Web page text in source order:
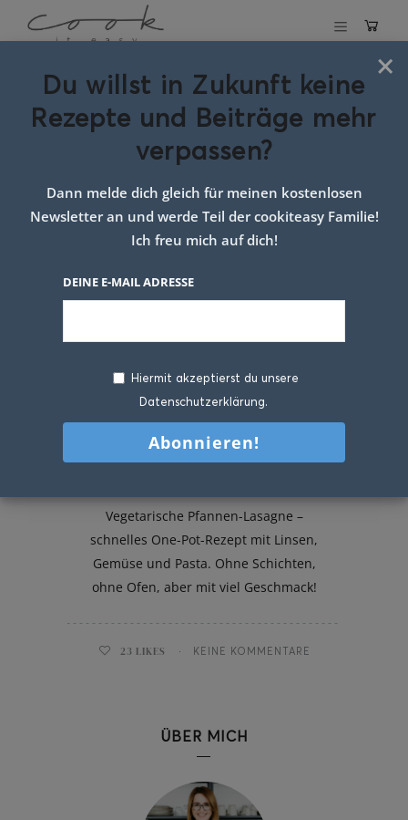
Schlagwort:
Tomaten-
Lasagne
Vegetarische Pfannen-Lasagne –
schnelles One-Pot-Rezept mit Linsen,
Gemüse und Pasta. Ohne Schichten,
ohne Ofen, aber mit viel Geschmack!
23 LIKES KEINE KOMMENTARE
ÜBER MICH
×
Du willst in Zukunft keine
Rezepte und Beiträge mehr
verpassen?
Dann melde dich gleich für meinen kostenlosen
Newsletter an und werde Teil der cookiteasy Familie!
Ich freu mich auf dich!
DEINE E-MAIL ADRESSE
Hiermit akzeptierst du unsere
Datenschutzerklärung.